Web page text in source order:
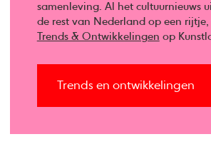
samenleving. Al het cultuurnieuws
de rest van Nederland op een
Trends & Ontwikkelingen op
Trends en ontwikkelingen